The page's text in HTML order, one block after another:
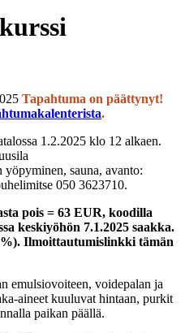
Tapahtuma on päättynyt!
.
1.2.2025 klo 12 alkaen.
sauna, avanto:
050 3623710.
pois = 63 EUR, koodilla
keskiyöhön 7.1.2025 saakka.
Ilmoittautumislinkki tämän
emulsiovoiteen, voidepalan ja
aineet kuuluvat hintaan, purkit
paikan päällä.